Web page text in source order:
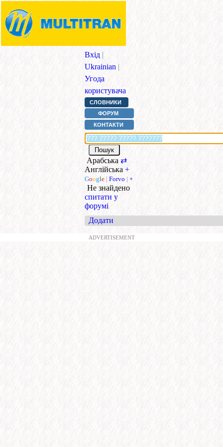
Вхід |
Ukrainian |
Угода
користувача
СЛОВНИКИ
ФОРУМ
КОНТАКТИ
Арабська ⇄
Англійська +
Google | Forvo | +
Не знайдено
спитати у
форумі
Додати
ADVERTISEMENT